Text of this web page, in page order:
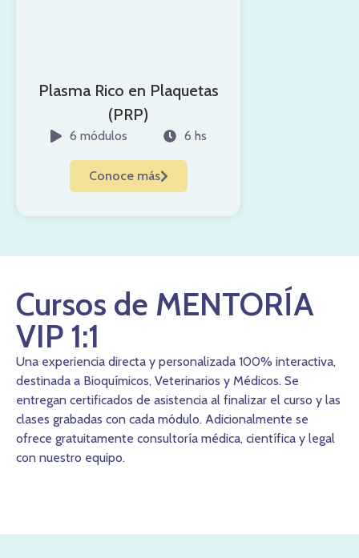
Plasma Rico en Plaquetas
(PRP)
6 módulos 6 hs
Conoce más
Cursos de MENTORÍA
VIP 1:1
Una experiencia directa y personalizada 100% interactiva,
destinada a Bioquímicos, Veterinarios y Médicos. Se
entregan certificados de asistencia al finalizar el curso y las
clases grabadas con cada módulo. Adicionalmente se
ofrece gratuitamente consultoría médica, científica y legal
con nuestro equipo.
antes de apostar implica analizar su ritmo, la lógica de las